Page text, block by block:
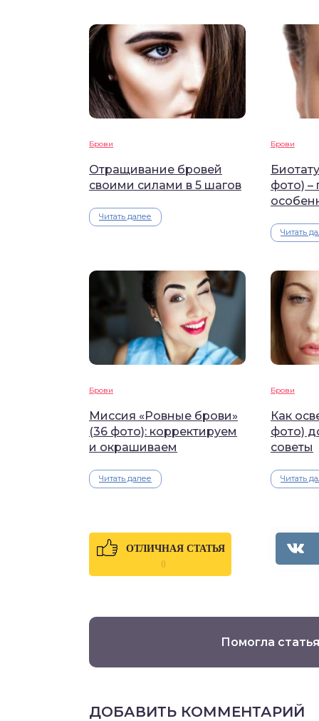
Брови
Отращивание бровей
своими силами в 5 шагов
Читать далее
Брови
фото) –
Читать
Брови
Миссия «Ровные брови»
(36 фото): корректируем
и окрашиваем
Читать далее
Брови
Как
фото)
советы
Читать
ОТЛИЧНАЯ СТАТЬЯ
0
Помогла
ДОБАВИТЬ КОММЕНТАРИЙ